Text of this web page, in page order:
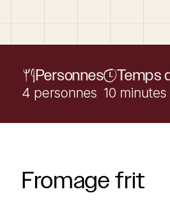
Personnes
4 personnes
Temps
10 minutes
Fromage frit